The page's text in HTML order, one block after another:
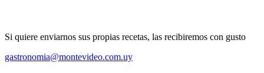
Si quiere enviarnos sus propias recetas, las recibiremos con gusto
gastronomia@montevideo.com.uy